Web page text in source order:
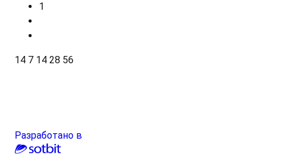
1
14 7 14 28 56
Разработано в